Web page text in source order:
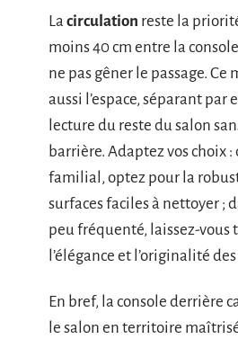
La circulation reste la
moins 40 cm entre la
ne pas gêner le passage.
aussi l’espace, séparant par
lecture du reste du salon
barrière. Adaptez vos choix :
familial, optez pour la
surfaces faciles à nettoyer ;
peu fréquenté, laissez-vous
l’élégance et l’originalité
En bref, la console derrière
le salon en territoire